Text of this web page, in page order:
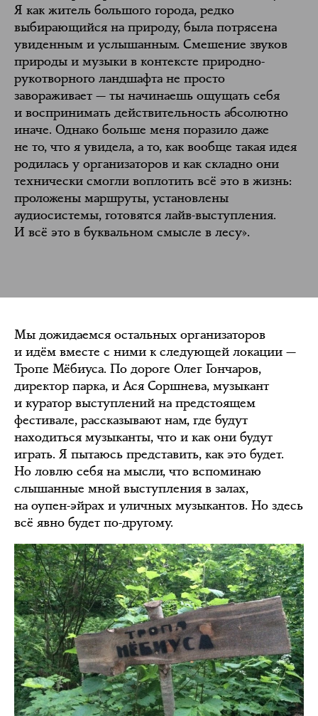
Я как житель большого города, редко
выбирающийся на природу, была потрясена
увиденным и услышанным. Смешение звуков
природы и музыки в контексте природно-
рукотворного ландшафта не просто
завораживает — ты начинаешь ощущать себя
и воспринимать действительность абсолютно
иначе. Однако больше меня поразило даже
не то, что я увидела, а то, как вообще такая идея
родилась у организаторов и как складно они
технически смогли воплотить всё это в жизнь:
проложены маршруты, установлены
аудиосистемы, готовятся лайв-выступления.
И всё это в буквальном смысле в лесу».
Мы дожидаемся остальных организаторов
и идём вместе с ними к следующей локации —
Тропе Мёбиуса. По дороге Олег Гончаров,
директор парка, и Ася Соршнева, музыкант
и куратор выступлений на предстоящем
фестивале, рассказывают нам, где будут
находиться музыканты, что и как они будут
играть. Я пытаюсь представить, как это будет.
Но ловлю себя на мысли, что вспоминаю
слышанные мной выступления в залах,
на оупен-эйрах и уличных музыкантов. Но здесь
всё явно будет по-другому.